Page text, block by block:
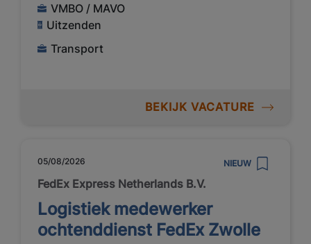
VMBO / MAVO
Uitzenden
Transport
BEKIJK VACATURE
05/08/2026 NIEUW
FedEx Express Netherlands B.V.
Logistiek medewerker
ochtenddienst FedEx Zwolle